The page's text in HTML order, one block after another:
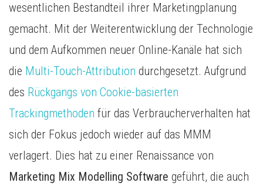
wesentlichen Bestandteil ihrer Marketingplanung
gemacht. Mit der Weiterentwicklung der Technologie
und dem Aufkommen neuer Online-Kanäle hat sich
die Multi-Touch-Attribution durchgesetzt. Aufgrund
des Rückgangs von Cookie-basierten
Trackingmethoden für das Verbraucherverhalten hat
sich der Fokus jedoch wieder auf das MMM
verlagert. Dies hat zu einer Renaissance von
Marketing Mix Modelling Software geführt, die auch